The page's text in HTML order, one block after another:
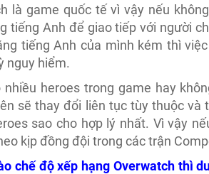
là game quốc tế vì vậy nếu
tiếng Anh để giao tiếp với người
tiếng Anh của mình kém thì
nguy hiểm.
heroes trong game hay
sẽ thay đổi liên tục tùy thuộc và
sao cho hợp lý nhất. Vì vậy
kịp đồng đội trong các trận
chế độ xếp hạng Overwatch thì